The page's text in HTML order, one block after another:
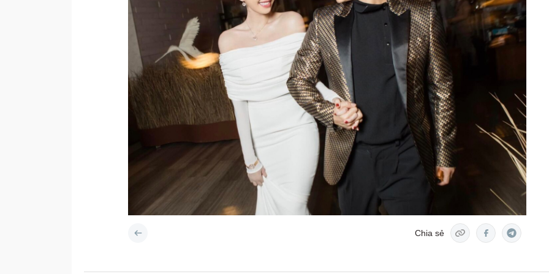
Chia sẻ